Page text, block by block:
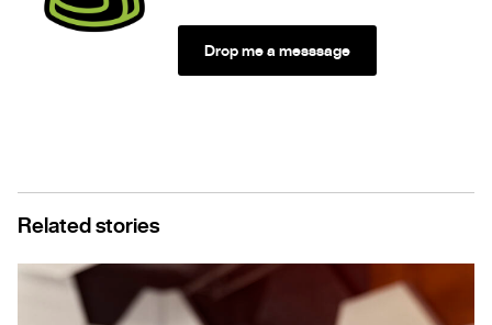
Drop me a messsage
Related stories